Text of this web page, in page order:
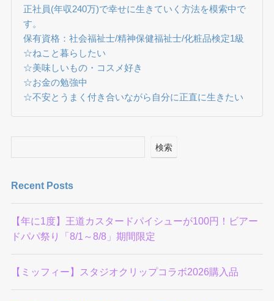
正社員(年収240万)で幸せに生きていく方法を模索中で
す。
保有資格：社会福祉士/精神保健福祉士/化粧品検定1級
☆ねこと暮らしたい
☆美味しいもの・コスメ好き
☆お金の勉強中
☆不安とうまく付き合いながら自分に正直に生きたい
検索
Recent Posts
【年に1度】王道カスタードパイシューが100円！ビアー
ドパパ祭り「8/1～8/8」期間限定
【ミッフィー】スタジオクリップコラボ2026購入品